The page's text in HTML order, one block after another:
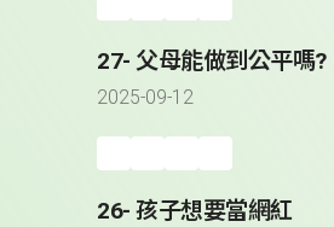
27- 父母能做到公平嗎?
2025-09-12
26- 孩子想要當網紅